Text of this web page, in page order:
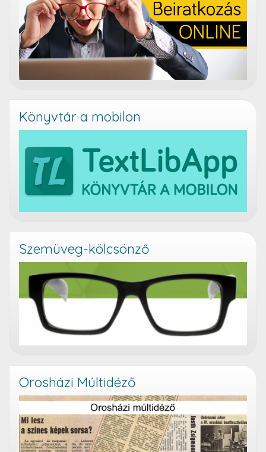
Könyvtár a mobilon
Szemüveg-kölcsönző
Orosházi Múltidéző